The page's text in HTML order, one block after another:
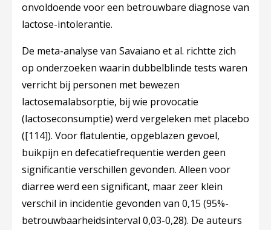
onvoldoende voor een betrouwbare diagnose van
lactose-intolerantie.
De meta-analyse van Savaiano et al. richtte zich
op onderzoeken waarin dubbelblinde tests waren
verricht bij personen met bewezen
lactosemalabsorptie, bij wie provocatie
(lactoseconsumptie) werd vergeleken met placebo
([114]). Voor flatulentie, opgeblazen gevoel,
buikpijn en defecatiefrequentie werden geen
significantie verschillen gevonden. Alleen voor
diarree werd een significant, maar zeer klein
verschil in incidentie gevonden van 0,15 (95%-
betrouwbaarheidsinterval 0,03-0,28). De auteurs